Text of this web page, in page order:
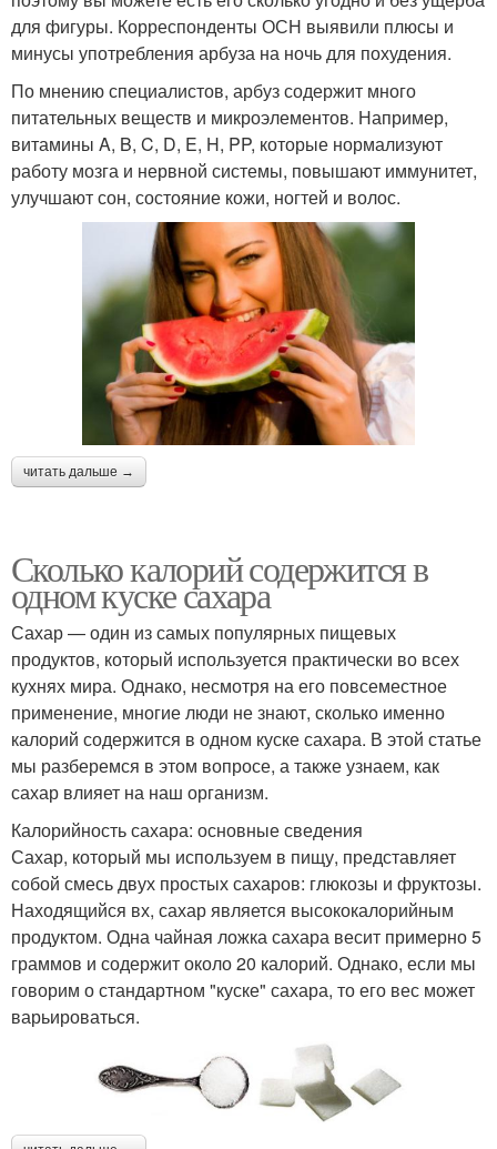
для фигуры. Корреспонденты ОСН выявили плюсы и
минусы употребления арбуза на ночь для похудения.
По мнению специалистов, арбуз содержит много
питательных веществ и микроэлементов. Например,
витамины A, B, C, D, E, H, PP, которые нормализуют
работу мозга и нервной системы, повышают иммунитет,
улучшают сон, состояние кожи, ногтей и волос.
читать дальше →
Сколько калорий содержится в
одном куске сахара
Сахар — один из самых популярных пищевых
продуктов, который используется практически во всех
кухнях мира. Однако, несмотря на его повсеместное
применение, многие люди не знают, сколько именно
калорий содержится в одном куске сахара. В этой статье
мы разберемся в этом вопросе, а также узнаем, как
сахар влияет на наш организм.
Калорийность сахара: основные сведения
Сахар, который мы используем в пищу, представляет
собой смесь двух простых сахаров: глюкозы и фруктозы.
Находящийся вх, сахар является высококалорийным
продуктом. Одна чайная ложка сахара весит примерно 5
граммов и содержит около 20 калорий. Однако, если мы
говорим о стандартном "куске" сахара, то его вес может
варьироваться.